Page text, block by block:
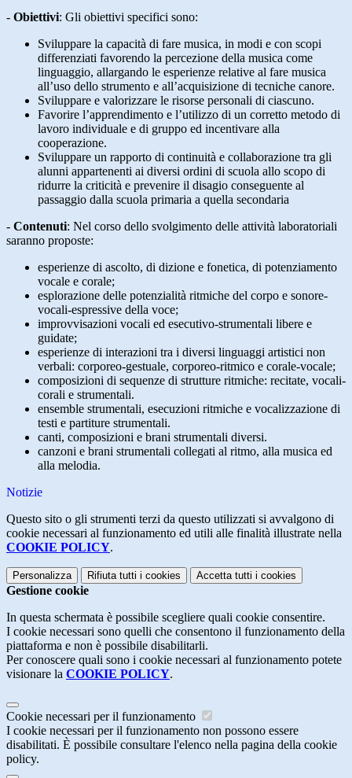
- Obiettivi: Gli obiettivi specifici sono:
Sviluppare la capacità di fare musica, in modi e con scopi
differenziati favorendo la percezione della musica come
linguaggio, allargando le esperienze relative al fare musica
all’uso dello strumento e all’acquisizione di tecniche canore.
Sviluppare e valorizzare le risorse personali di ciascuno.
Favorire l’apprendimento e l’utilizzo di un corretto metodo di
lavoro individuale e di gruppo ed incentivare alla
cooperazione.
Sviluppare un rapporto di continuità e collaborazione tra gli
alunni appartenenti ai diversi ordini di scuola allo scopo di
ridurre la criticità e prevenire il disagio conseguente al
passaggio dalla scuola primaria a quella secondaria
- Contenuti: Nel corso dello svolgimento delle attività laboratoriali
saranno proposte:
esperienze di ascolto, di dizione e fonetica, di potenziamento
vocale e corale;
esplorazione delle potenzialità ritmiche del corpo e sonore-
vocali-espressive della voce;
improvvisazioni vocali ed esecutivo-strumentali libere e
guidate;
esperienze di interazioni tra i diversi linguaggi artistici non
verbali: corporeo-gestuale, corporeo-ritmico e corale-vocale;
composizioni di sequenze di strutture ritmiche: recitate, vocali-
corali e strumentali.
ensemble strumentali, esecuzioni ritmiche e vocalizzazione di
testi e partiture strumentali.
canti, composizioni e brani strumentali diversi.
canzoni e brani strumentali collegati al ritmo, alla musica ed
alla melodia.
Notizie
Questo sito o gli strumenti terzi da questo utilizzati si avvalgono di
cookie necessari al funzionamento ed utili alle finalità illustrate nella
COOKIE POLICY.
Personalizza Rifiuta tutti i cookies Accetta tutti i cookies
Gestione cookie
In questa schermata è possibile scegliere quali cookie consentire.
I cookie necessari sono quelli che consentono il funzionamento della
piattaforma e non è possibile disabilitarli.
Per conoscere quali sono i cookie necessari al funzionamento potete
visionare la COOKIE POLICY.
Cookie necessari per il funzionamento
I cookie necessari per il funzionamento non possono essere
disabilitati. È possibile consultare l'elenco nella pagina della cookie
policy.